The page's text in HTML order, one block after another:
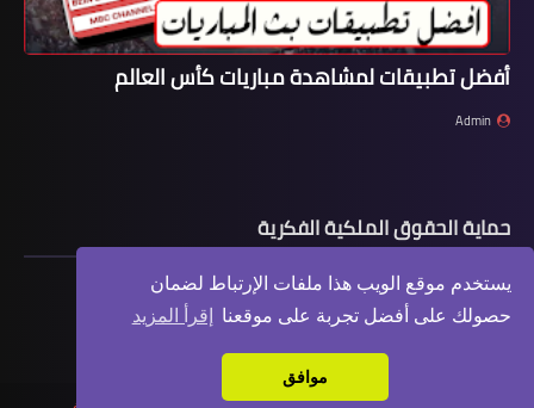
يستخدم موقع الويب هذا ملفات الإرتباط لضمان
حصولك على أفضل تجربة على موقعنا
إقرأ المزيد
موافق
أفضل تطبيقات لمشاهدة مباريات كأس العالم
Admin
حماية الحقوق الملكية الفكرية